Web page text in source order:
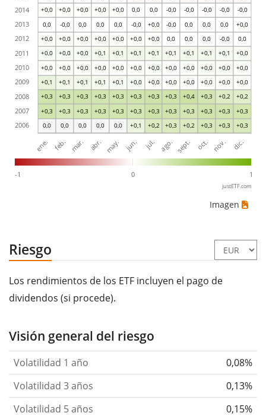
0,0 0,0 0,0 0,0 0,0 +0,1 +0,2 +0,3 +0,2 +0,3 +0,3 +0,3
+0,3 +0,3 +0,3 +0,3 +0,3 +0,3 +0,3 +0,3 +0,3 +0,3 +0,3 +0,3
+0,3 +0,3 +0,3 +0,3 +0,3 +0,3 +0,3 +0,3 +0,4 +0,3 +0,2 +0,2
+0,1 +0,1 +0,1 +0,1 +0,1 +0,0 +0,0 +0,0 +0,0 +0,0 +0,0 +0,0
+0,0 +0,0 +0,0 +0,0 +0,0 +0,0 +0,0 +0,0 +0,0 +0,0 +0,0 +0,0
+0,0 +0,0 +0,0 +0,1 +0,1 +0,1 +0,1 +0,1 +0,1 +0,1 +0,1 +0,0
+0,0 +0,0 +0,0 +0,0 +0,0 +0,0 +0,0 0,0 0,0 0,0 -0,0 0,0
0,0 -0,0 0,0 0,0 0,0 -0,0 +0,0 -0,0 0,0 0,0 0,0 +0,0
+0,0 +0,0 +0,0 +0,0 +0,0 0,0 0,0 -0,0 -0,0 -0,0 -0,0 -0,0
-1 0 1
ene. feb. mar. abr. may. jun. jul. ago. sept. oct. nov. dic.
2006
2007
2008
2009
2010
2011
2012
2013
2014
justETF.com
Imagen
Riesgo
Los rendimientos de los ETF incluyen el pago de
dividendos (si procede).
Visión general del riesgo
Volatilidad 1 año
0,08%
Volatilidad 3 años
0,13%
Volatilidad 5 años
0,15%